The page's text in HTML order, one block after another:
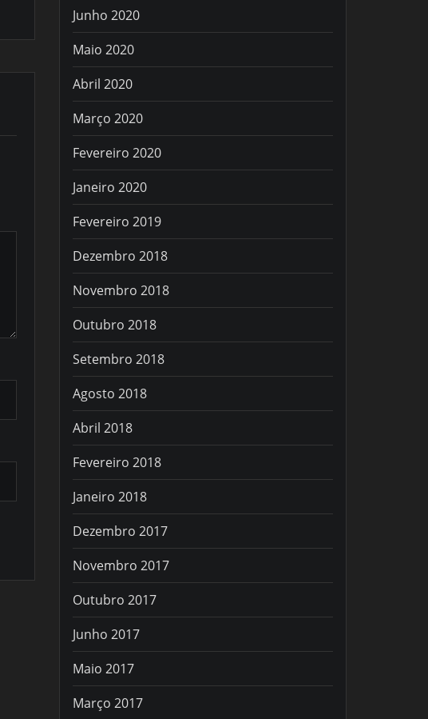
Junho 2020
Maio 2020
Abril 2020
Março 2020
Fevereiro 2020
Janeiro 2020
Fevereiro 2019
Dezembro 2018
Novembro 2018
Outubro 2018
Setembro 2018
Agosto 2018
Abril 2018
Fevereiro 2018
Janeiro 2018
Dezembro 2017
Novembro 2017
Outubro 2017
Junho 2017
Maio 2017
Março 2017